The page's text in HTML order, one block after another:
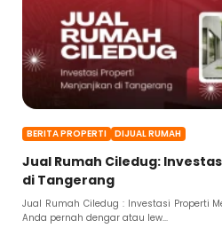
BERITA PROPERTI DIJUAL RUMAH
Jual Rumah Ciledug:
di Tangerang
Jual Rumah Ciledug : Investasi Properti
Anda pernah dengar atau lew...